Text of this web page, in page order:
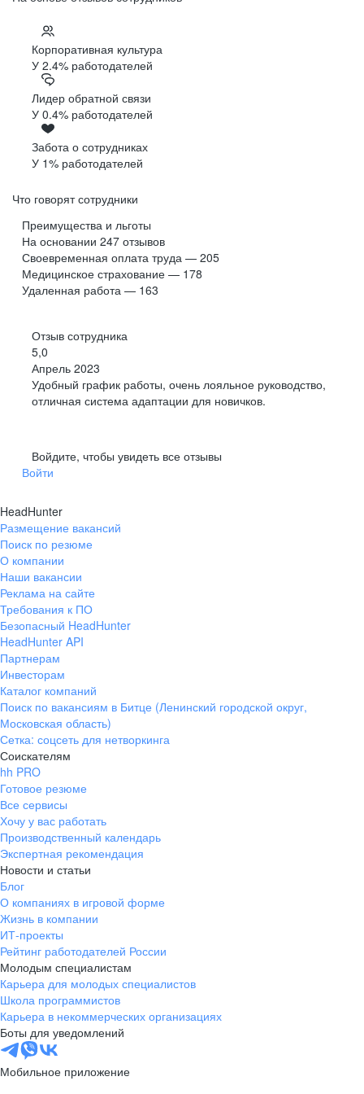
Корпоративная культура
У 2.4% работодателей
Лидер обратной связи
У 0.4% работодателей
Забота о сотрудниках
У 1% работодателей
Что говорят сотрудники
Преимущества и льготы
На основании 247 отзывов
Своевременная оплата труда — 205
Медицинское страхование — 178
Удаленная работа — 163
Отзыв сотрудника
5,0
Апрель 2023
Удобный график работы, очень лояльное руководство,
отличная система адаптации для новичков.
Войдите, чтобы увидеть все отзывы
Войти
HeadHunter
Размещение вакансий
Поиск по резюме
О компании
Наши вакансии
Реклама на сайте
Требования к ПО
Безопасный HeadHunter
HeadHunter API
Партнерам
Инвесторам
Каталог компаний
Поиск по вакансиям в Битце (Ленинский городской округ,
Московская область)
Сетка: соцсеть для нетворкинга
Соискателям
hh PRO
Готовое резюме
Все сервисы
Хочу у вас работать
Производственный календарь
Экспертная рекомендация
Новости и статьи
Блог
О компаниях в игровой форме
Жизнь в компании
ИТ-проекты
Рейтинг работодателей России
Молодым специалистам
Карьера для молодых специалистов
Школа программистов
Карьера в некоммерческих организациях
Боты для уведомлений
Мобильное приложение